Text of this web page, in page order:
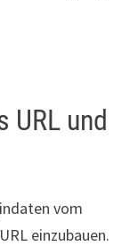
URL und
vom
einzubauen.